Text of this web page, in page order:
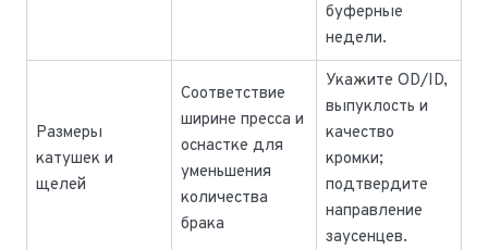
буферные
недели.
Размеры
катушек и
щелей
Соответствие
ширине пресса и
оснастке для
уменьшения
количества
брака
Укажите OD/ID,
выпуклость и
качество
кромки;
подтвердите
направление
заусенцев.